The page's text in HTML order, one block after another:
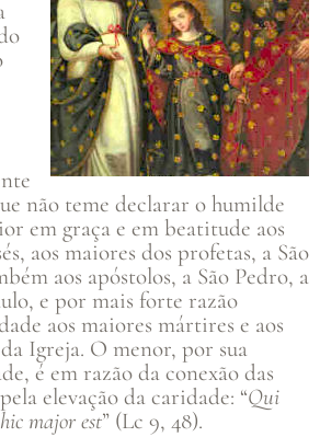
não teme declarar o humilde
em graça e em beatitude aos
aos maiores dos profetas, a São
aos apóstolos, a São Pedro, a
e por mais forte razão
aos maiores mártires e aos
Igreja. O menor, por sua
é em razão da conexão das
elevação da caridade: “Qui
major est” (Lc 9, 48).